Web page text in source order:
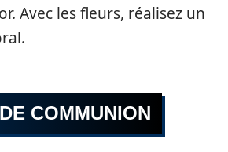
Avec les fleurs, réalisez un
COMMUNION